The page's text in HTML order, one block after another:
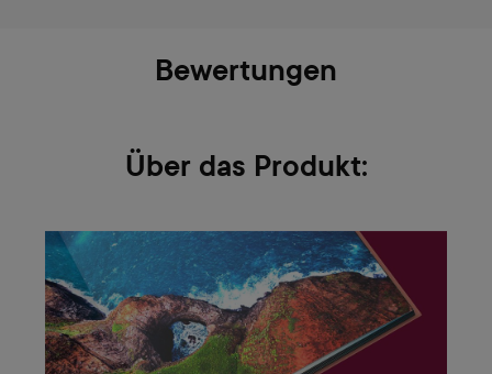
Bewertungen
Über das Produkt: